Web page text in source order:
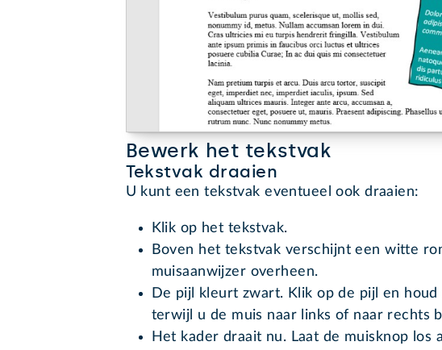
Bewerk het tekstvak
Tekstvak draaien
U kunt een tekstvak eventueel ook draaien:
Klik op het tekstvak.
Boven het tekstvak verschijnt een witte
muisaanwijzer overheen.
De pijl kleurt zwart. Klik op de pijl en
terwijl u de muis naar links of naar rechts
Het kader draait nu. Laat de muisknop los